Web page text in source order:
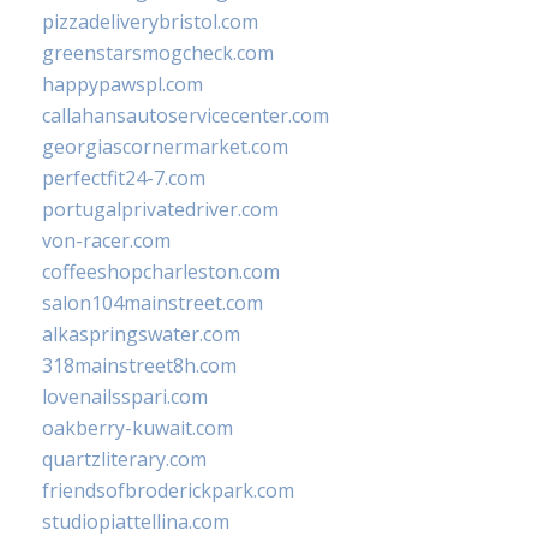
pizzadeliverybristol.com
greenstarsmogcheck.com
happypawspl.com
callahansautoservicecenter.com
georgiascornermarket.com
perfectfit24-7.com
portugalprivatedriver.com
von-racer.com
coffeeshopcharleston.com
salon104mainstreet.com
alkaspringswater.com
318mainstreet8h.com
lovenailsspari.com
oakberry-kuwait.com
quartzliterary.com
friendsofbroderickpark.com
studiopiattellina.com